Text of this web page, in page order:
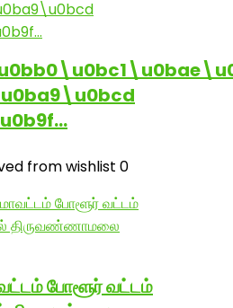
from wishlist 0
போளூர் வட்டம்